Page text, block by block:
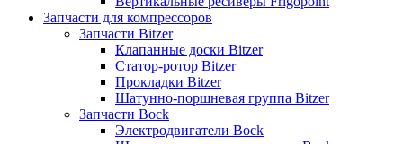
Запчасти для компрессоров
Запчасти Bitzer
Клапанные доски Bitzer
Статор-ротор Bitzer
Прокладки Bitzer
Шатунно-поршневая группа Bitzer
Запчасти Bock
Электродвигатели Bock